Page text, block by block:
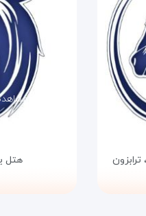
ترابزون هتل